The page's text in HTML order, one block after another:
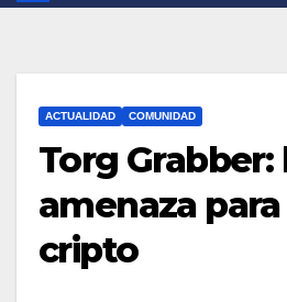
ACTUALIDAD COMUNIDAD
Torg Grabber:
amenaza
cripto